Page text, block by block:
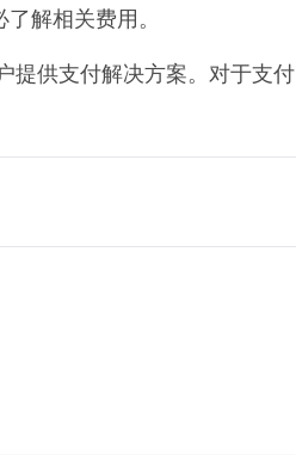
解相关费用。
供支付解决方案。对于支付